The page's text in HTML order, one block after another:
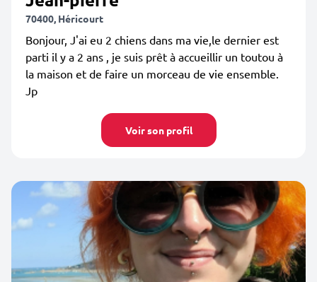
70400, Héricourt
Bonjour, J'ai eu 2 chiens dans ma vie,le dernier est
parti il y a 2 ans , je suis prêt à accueillir un toutou à
la maison et de faire un morceau de vie ensemble.
Jp
Voir son profil